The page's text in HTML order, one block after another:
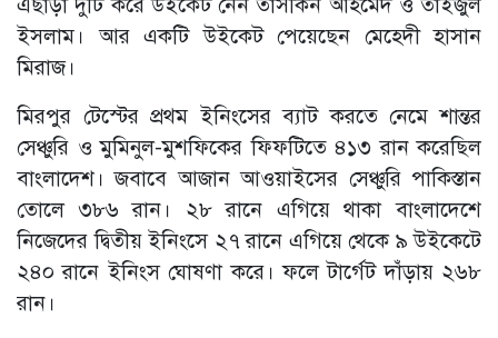
এছাড়া দুটি করে উইকেট নেন তাসকিন আহমেদ ও তাইজুল
ইসলাম। আর একটি উইকেট পেয়েছেন মেহেদী হাসান
মিরাজ।
মিরপুর টেস্টের প্রথম ইনিংসের ব্যাট করতে নেমে শান্তর
সেঞ্চুরি ও মুমিনুল-মুশফিকের ফিফটিতে ৪১৩ রান করেছিল
বাংলাদেশ। জবাবে আজান আওয়াইসের সেঞ্চুরি পাকিস্তান
তোলে ৩৮৬ রান। ২৮ রানে এগিয়ে থাকা বাংলাদেশে
নিজেদের দ্বিতীয় ইনিংসে ২৭ রানে এগিয়ে থেকে ৯ উইকেটে
২৪০ রানে ইনিংস ঘোষণা করে। ফলে টার্গেট দাঁড়ায় ২৬৮
রান।